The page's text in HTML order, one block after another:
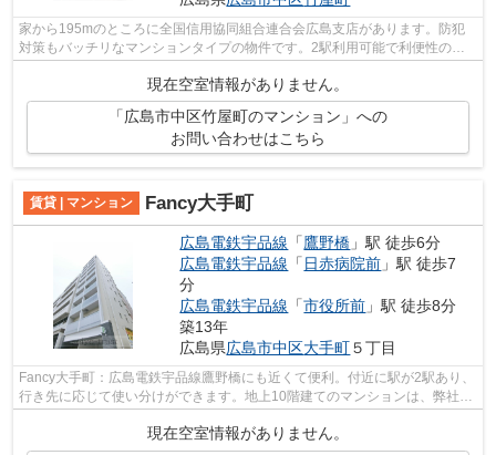
家から195mのところに全国信用協同組合連合会広島支店があります。防犯
対策もバッチリなマンションタイプの物件です。2駅利用可能で利便性の高
い物件です。こちらの物件では初期費用を...
現在空室情報がありません。
「広島市中区竹屋町のマンション」への
お問い合わせはこちら
賃貸 | マンション Fancy大手町
広島電鉄宇品線 「鷹野橋 」駅 徒歩6分
広島電鉄宇品線 「 日赤病院前 」駅 徒歩7
分
広島電鉄宇品線 「市役所前 」駅 徒歩8分
築13年
広島県広島市中区大手町５丁目
Fancy大手町：広島電鉄宇品線鷹野橋にも近くて便利。付近に駅が2駅あり、
行き先に応じて使い分けができます。地上10階建てのマンションは、弊社イ
現在空室情報がありません。